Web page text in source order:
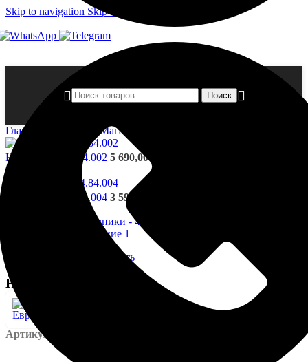
Skip to navigation Skip to main content
Поиск
Главная страница Магазин
Наличники - 4.84.002 5 690,00
Назад к товарам
Наличники - 4.84.004 3 595,00
Нажмите, чтобы увеличить
Наличники — 4.84.003
Артикул: